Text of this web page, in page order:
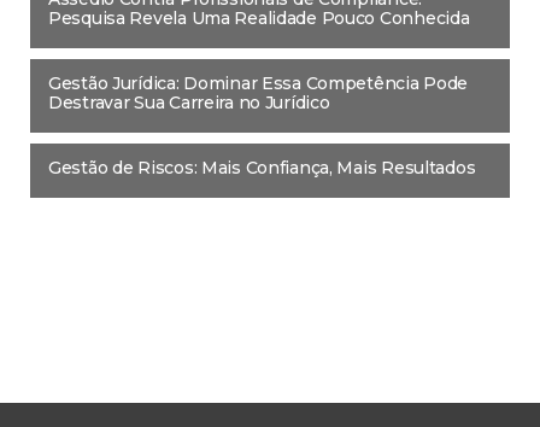
Gestão Jurídica: Dominar Essa Competência Pode
Gestão de Riscos: Mais Confiança, Mais Resultados